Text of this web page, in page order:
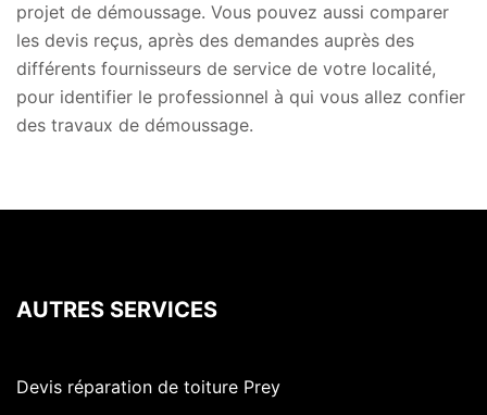
projet de démoussage. Vous pouvez aussi comparer
les devis reçus, après des demandes auprès des
différents fournisseurs de service de votre localité,
pour identifier le professionnel à qui vous allez confier
des travaux de démoussage.
AUTRES SERVICES
Devis réparation de toiture Prey